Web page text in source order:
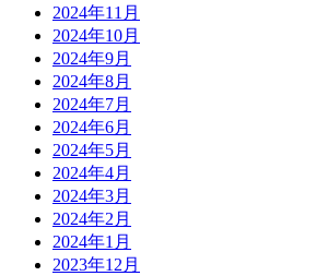
2024年11月
2024年10月
2024年9月
2024年8月
2024年7月
2024年6月
2024年5月
2024年4月
2024年3月
2024年2月
2024年1月
2023年12月